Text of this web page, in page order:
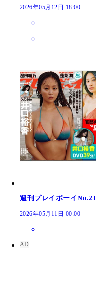
2026年05月12日 18:00
週刊プレイボーイNo.21
2026年05月11日 00:00